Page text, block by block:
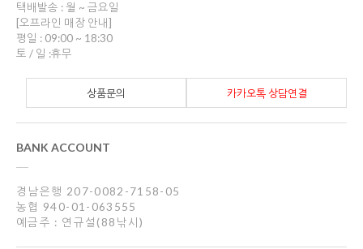
택배발송 : 월 ~ 금요일
[오프라인 매장 안내]
평일 : 09:00 ~ 18:30
토 / 일 :휴무
카카오톡 상담연결
상품문의
BANK ACCOUNT
경남은행 207-0082-7158-05
농협 940-01-063555
예금주 : 연규설(88낚시)